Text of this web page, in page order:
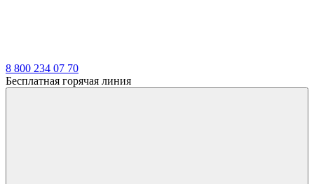
8 800 234 07 70
Бесплатная горячая линия